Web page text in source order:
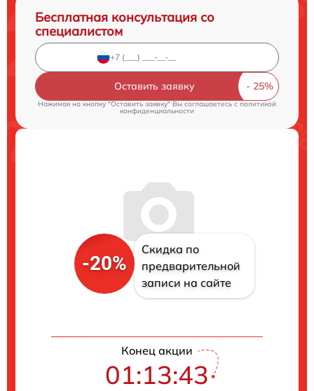
Бесплатная консультация со
специалистом
Оставить заявку
Нажимая на кнопку "Оставить заявку" Вы соглашаетесь cполитикой
конфиденциальности
-20%
Скидка по
предварительной
записи на сайте
Конец акции
01:13:42